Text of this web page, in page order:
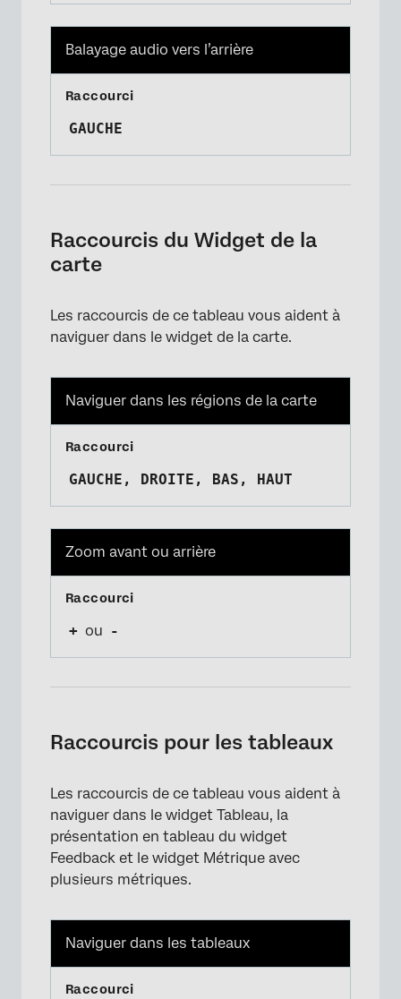
Balayage audio vers l’arrière
GAUCHE
Raccourcis du Widget de la
carte
Les raccourcis de ce tableau vous aident à
naviguer dans le widget de la carte.
Naviguer dans les régions de la carte
GAUCHE, DROITE, BAS, HAUT
Zoom avant ou arrière
+ ou -
Raccourcis pour les tableaux
Les raccourcis de ce tableau vous aident à
naviguer dans le widget Tableau, la
présentation en tableau du widget
Feedback et le widget Métrique avec
plusieurs métriques.
Naviguer dans les tableaux